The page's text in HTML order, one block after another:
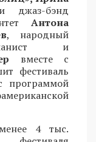
джаз-бэнд
Антона
, народный
и
вместе с
фестиваль
программой
4 тыс.